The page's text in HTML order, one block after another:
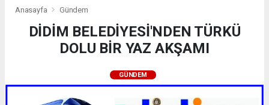
Anasayfa Gündem
DİDİM BELEDİYESİ'NDEN TÜRKÜ
DOLU BİR YAZ AKŞAMI
GÜNDEM